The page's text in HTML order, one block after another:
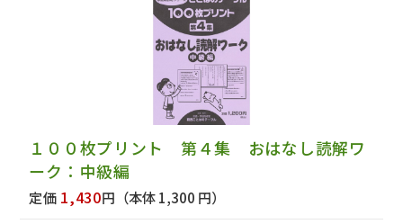
１００枚プリント 第４集 おはなし読解ワ
ーク：中級編
定価 1,430円 （本体 1,300 円）